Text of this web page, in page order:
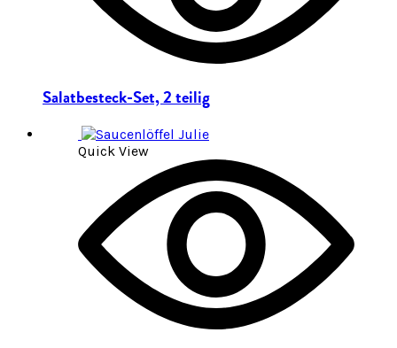
Salatbesteck-Set, 2 teilig
Quick View